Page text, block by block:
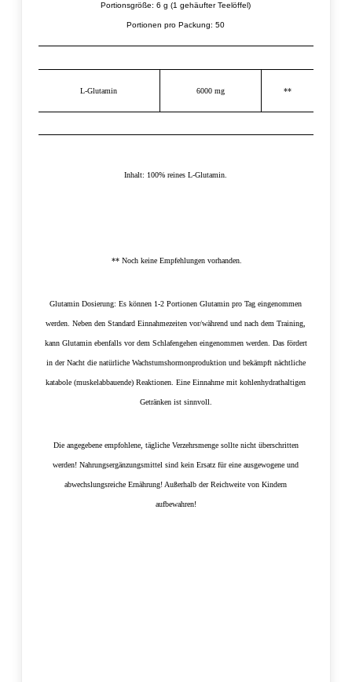
Portionsgröße: 6 g (1 gehäufter Teelöffel)
Portionen pro Packung: 50
L-Glutamin 6000 mg **
Inhalt: 100% reines L-Glutamin.
** Noch keine Empfehlungen vorhanden.
Glutamin Dosierung: Es können 1-2 Portionen Glutamin pro Tag eingenommen
werden. Neben den Standard Einnahmezeiten vor/während und nach dem Training,
kann Glutamin ebenfalls vor dem Schlafengehen eingenommen werden. Das fördert
in der Nacht die natürliche Wachstumshormonproduktion und bekämpft nächtliche
katabole (muskelabbauende) Reaktionen. Eine Einnahme mit kohlenhydrathaltigen
Getränken ist sinnvoll.
Die angegebene empfohlene, tägliche Verzehrsmenge sollte nicht überschritten
werden! Nahrungsergänzungsmittel sind kein Ersatz für eine ausgewogene und
abwechslungsreiche Ernährung! Außerhalb der Reichweite von Kindern
aufbewahren!